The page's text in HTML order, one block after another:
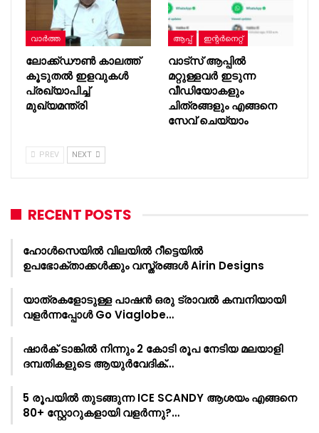
വാർത്ത
ലോക്ക്ഡൗൺ കാലത്ത്
കൂടുതൽ ഇളവുകൾ
പ്രഖ്യാപിച്ച്
മുഖ്യമന്ത്രി
ആപ്പ് ഇന്റര്‍നെറ്റ്
വാട്സ് ആപ്പില്‍
മറ്റുള്ളവര്‍ ഇടുന്ന
വീഡിയോകളും
ചിത്രങ്ങളും എങ്ങനെ
സേവ് ചെയ്യാം
PREV NEXT
RECENT POSTS
ഹോൾസെയിൽ വിലയിൽ റീട്ടെയിൽ
ഉപഭോക്താക്കൾക്കും വസ്ത്രങ്ങൾ Airin Designs
യാത്രകളോടുള്ള പാഷൻ ഒരു ട്രാവൽ കമ്പനിയായി
വളർന്നപ്പോൾ Go Viaglobe…
ഷാർക്‌ ടാങ്കിൽ നിന്നും 2 കോടി രൂപ നേടിയ മലയാളി
ദമ്പതികളുടെ ആയുർവേദിക്…
5 രൂപയിൽ തുടങ്ങുന്ന ICE SCANDY ആശയം എങ്ങനെ
80+ സ്റ്റോറുകളായി വളർന്നു?…